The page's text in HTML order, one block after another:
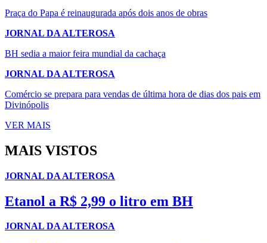
Praça do Papa é reinaugurada após dois anos de obras
JORNAL DA ALTEROSA
BH sedia a maior feira mundial da cachaça
JORNAL DA ALTEROSA
Comércio se prepara para vendas de última hora de dias dos pais em
Divinópolis
VER MAIS
MAIS VISTOS
JORNAL DA ALTEROSA
Etanol a R$ 2,99 o litro em BH
JORNAL DA ALTEROSA